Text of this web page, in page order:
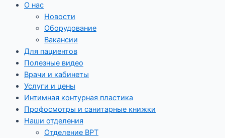
О нас
Новости
Оборудование
Вакансии
Для пациентов
Полезные видео
Врачи и кабинеты
Услуги и цены
Интимная контурная пластика
Профосмотры и санитарные книжки
Наши отделения
Отделение ВРТ